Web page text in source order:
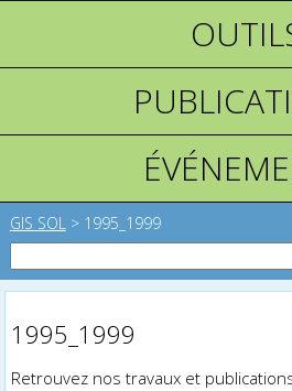
GIS SOL > 1995_1999
1995_1999
Retrouvez nos travaux et